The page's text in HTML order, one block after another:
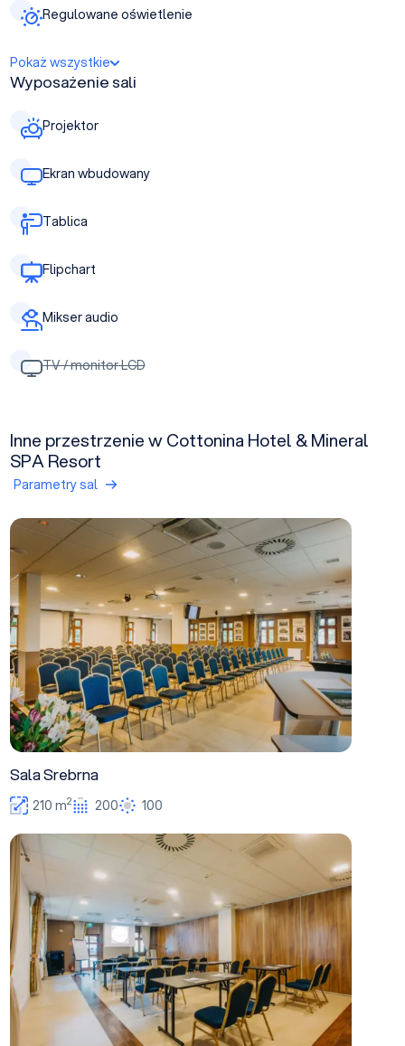
Regulowane oświetlenie
Pokaż wszystkie
Wyposażenie sali
Projektor
Ekran wbudowany
Tablica
Flipchart
Mikser audio
TV / monitor LCD
Inne przestrzenie w Cottonina Hotel & Mineral
SPA Resort
Parametry sal
Sala Srebrna
Sala Srebrna
210 m2 200 100
Sala Złota pojedyncza II